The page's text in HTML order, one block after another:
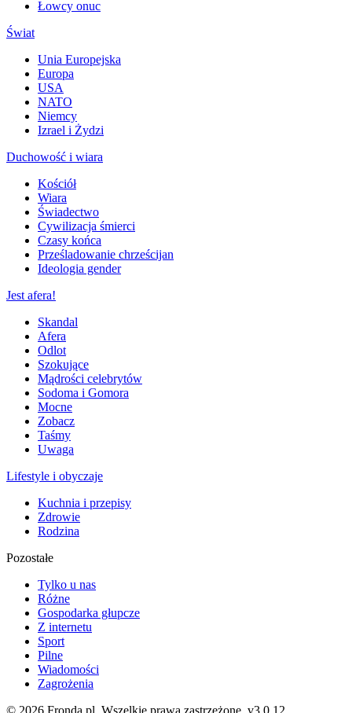
Łowcy onuc
Świat
Unia Europejska
Europa
USA
NATO
Niemcy
Izrael i Żydzi
Duchowość i wiara
Kościół
Wiara
Świadectwo
Cywilizacja śmierci
Czasy końca
Prześladowanie chrześcijan
Ideologia gender
Jest afera!
Skandal
Afera
Odlot
Szokujące
Mądrości celebrytów
Sodoma i Gomora
Mocne
Zobacz
Taśmy
Uwaga
Lifestyle i obyczaje
Kuchnia i przepisy
Zdrowie
Rodzina
Pozostałe
Tylko u nas
Różne
Gospodarka głupcze
Z internetu
Sport
Pilne
Wiadomości
Zagrożenia
© 2026 Fronda.pl. Wszelkie prawa zastrzeżone. v3.0.12